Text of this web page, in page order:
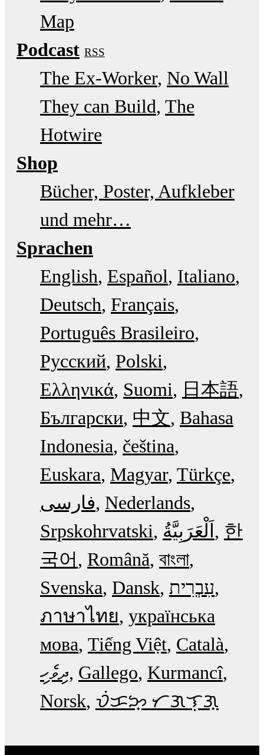
Map
Podcast RSS
The Ex-Worker No Wall
They can Build The
Hotwire
Shop
Bücher, Poster, Aufkleber
und mehr…
Sprachen
English Español Italiano
Deutsch Français
Português Brasileiro
Русский Polski
Ελληνικά Suomi
日本語
Български 中文 Bahasa
Indonesia čeština
Euskara Magyar Türkçe
فارسی Nederlands
Srpskohrvatski
한
국어
Română বাংলা
Svenska Dansk עִבְרִית
ภาษาไทย українська
мова Tiếng Việt Català
ދިވެހި Gallego Kurmancî
Norsk ᜏᜒᜃᜅ᜔ ᜆᜄᜎᜓᜄ᜔